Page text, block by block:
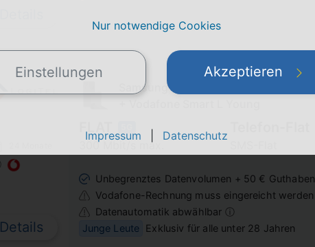
Details
Samsung Galaxy Z Flip7
FLAT
300 Mbit/s max.
Unbegrenztes Datenvolumen + 50 € Guthaben
Vodafone-Rechnung muss eingereicht werden
Datenautomatik abwählbar ⓘ
Junge Leute
Exklusiv für alle unter 28 Jahren
Nur notwendige Cookies
Einstellungen Akzeptieren
Impressum Datenschutz